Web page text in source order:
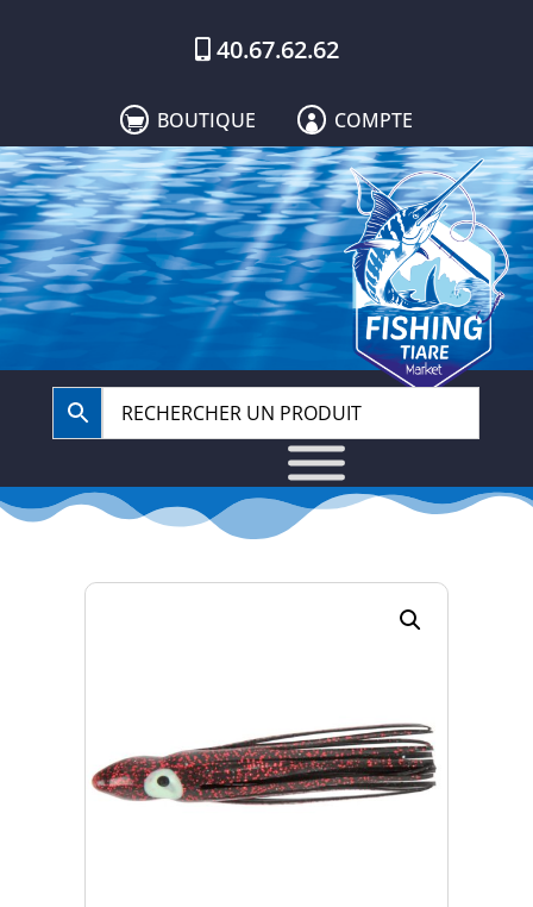
40.67.62.62
 BOUTIQUE  COMPTE